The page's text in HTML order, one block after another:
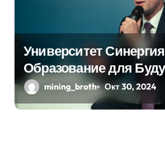
Университет
Образование для
mining_broth Окт 30, 2024